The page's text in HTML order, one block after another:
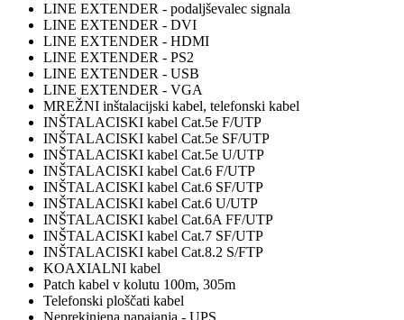
LINE EXTENDER - podaljševalec signala
LINE EXTENDER - DVI
LINE EXTENDER - HDMI
LINE EXTENDER - PS2
LINE EXTENDER - USB
LINE EXTENDER - VGA
MREŽNI inštalacijski kabel, telefonski kabel
INŠTALACISKI kabel Cat.5e F/UTP
INŠTALACISKI kabel Cat.5e SF/UTP
INŠTALACISKI kabel Cat.5e U/UTP
INŠTALACISKI kabel Cat.6 F/UTP
INŠTALACISKI kabel Cat.6 SF/UTP
INŠTALACISKI kabel Cat.6 U/UTP
INŠTALACISKI kabel Cat.6A FF/UTP
INŠTALACISKI kabel Cat.7 SF/UTP
INŠTALACISKI kabel Cat.8.2 S/FTP
KOAXIALNI kabel
Patch kabel v kolutu 100m, 305m
Telefonski ploščati kabel
Neprekinjena napajanja - UPS